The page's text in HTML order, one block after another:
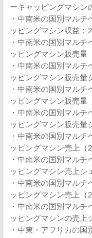
ーキャッピングマシン
・中南米の国別マル
ッピングマシン収益：
・中南米の国別マル
ッピングマシン販売量
・中南米の国別マル
ッピングマシン販売量
・中南米の国別マル
ッピングマシン販売量
・中南米の国別マル
ッピングマシン販売量
・中南米の国別マル
ッピングマシン売上（
・中南米の国別マル
ッピングマシン売上シ
・中南米の国別マル
ッピングマシン売上（
・中南米の国別マル
ッピングマシンの売上
・中東・アフリカの